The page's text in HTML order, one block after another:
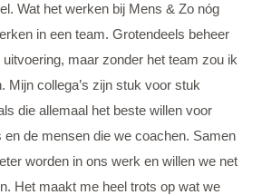
Wat het werken bij Mens & Zo nóg
in een team. Grotendeels beheer
maar zonder het team zou ik
Mijn collega’s zijn stuk voor stuk
die allemaal het beste willen voor
de mensen die we coachen. Samen
worden in ons werk en willen we net
Het maakt me heel trots op wat we